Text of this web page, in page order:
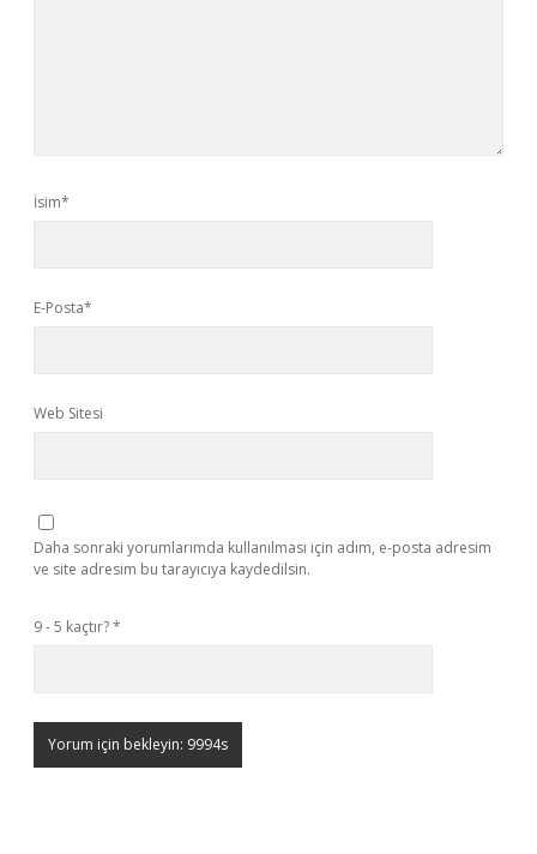
İsim*
E-Posta*
Web Sitesi
Daha sonraki yorumlarımda kullanılması için adım, e-posta adresim
ve site adresim bu tarayıcıya kaydedilsin.
9 - 5 kaçtır?*